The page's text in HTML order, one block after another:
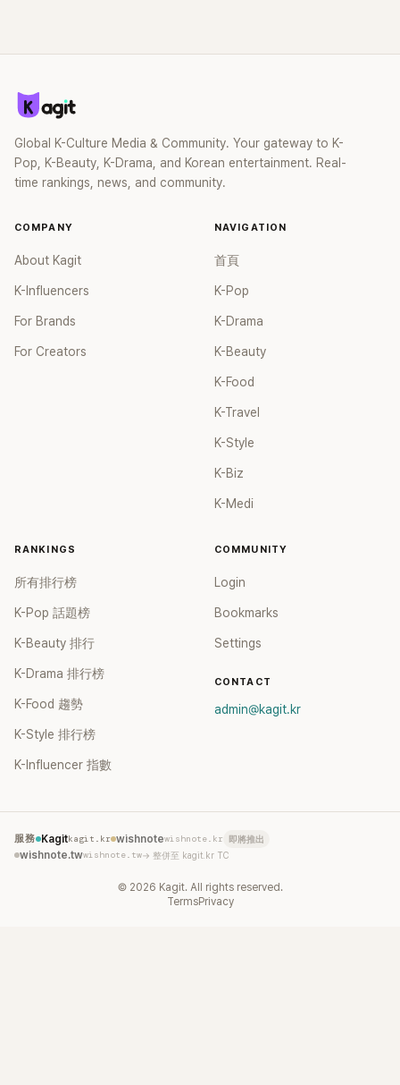
Global K-Culture Media & Community. Your gateway to K-
Pop, K-Beauty, K-Drama, and Korean entertainment. Real-
time rankings, news, and community.
COMPANY
About Kagit
K-Influencers
For Brands
For Creators
NAVIGATION
首頁
K-Pop
K-Drama
K-Beauty
K-Food
K-Travel
K-Style
K-Biz
K-Medi
RANKINGS
所有排行榜
K-Pop 話題榜
K-Beauty 排行
K-Drama 排行榜
K-Food 趨勢
K-Style 排行榜
K-Influencer 指數
COMMUNITY
Login
Bookmarks
Settings
CONTACT
admin@kagit.kr
服務 Kagitkagit.kr wishnotewishnote.kr 即將推出
wishnote.twwishnote.tw→ 整併至 kagit.kr TC
© 2026 Kagit. All rights reserved.
TermsPrivacy